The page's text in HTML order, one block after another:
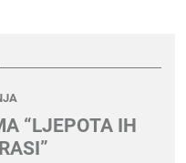
“LJEPOTA IH